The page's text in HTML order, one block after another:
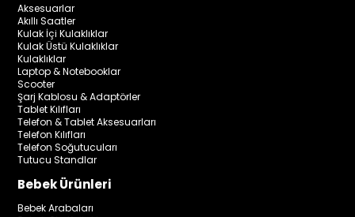
Aksesuarlar
Akıllı Saatler
Kulak İçi Kulaklıklar
Kulak Üstü Kulaklıklar
Kulaklıklar
Laptop & Notebooklar
Scooter
Şarj Kablosu & Adaptörler
Tablet Kılıfları
Telefon & Tablet Aksesuarları
Telefon Kılıfları
Telefon Soğutucuları
Tutucu Standlar
Bebek Ürünleri
Bebek Arabaları